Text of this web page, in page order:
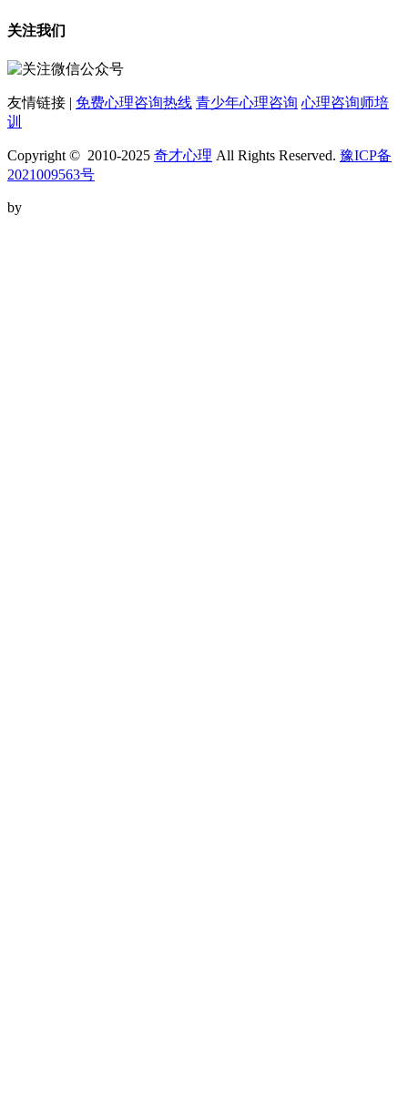
关注我们
友情链接 | 免费心理咨询热线 青少年心理咨询 心理咨询师培
训
Copyright © 2010-2025 奇才心理 All Rights Reserved. 豫ICP备
2021009563号
by